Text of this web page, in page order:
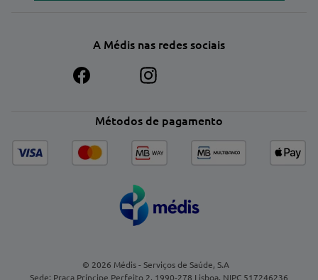
A Médis nas redes sociais
Métodos de pagamento
© 2026 Médis - Serviços de Saúde, S.A
Sede: Praça Príncipe Perfeito 2, 1990-278 Lisboa. NIPC 517246236